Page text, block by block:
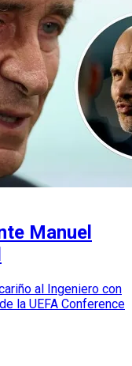
Manuel
al Ingeniero con
la UEFA Conference